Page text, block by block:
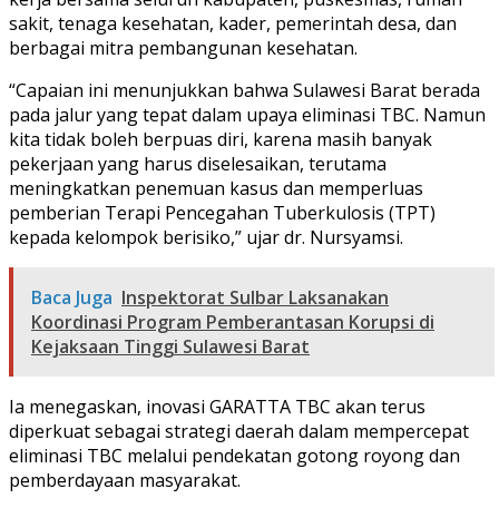
sakit, tenaga kesehatan, kader, pemerintah desa, dan
berbagai mitra pembangunan kesehatan.
“Capaian ini menunjukkan bahwa Sulawesi Barat berada
pada jalur yang tepat dalam upaya eliminasi TBC. Namun
kita tidak boleh berpuas diri, karena masih banyak
pekerjaan yang harus diselesaikan, terutama
meningkatkan penemuan kasus dan memperluas
pemberian Terapi Pencegahan Tuberkulosis (TPT)
kepada kelompok berisiko,” ujar dr. Nursyamsi.
Baca Juga Inspektorat Sulbar Laksanakan
Koordinasi Program Pemberantasan Korupsi di
Kejaksaan Tinggi Sulawesi Barat
Ia menegaskan, inovasi GARATTA TBC akan terus
diperkuat sebagai strategi daerah dalam mempercepat
eliminasi TBC melalui pendekatan gotong royong dan
pemberdayaan masyarakat.